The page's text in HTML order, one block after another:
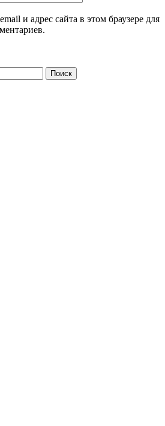
и адрес сайта в этом браузере для